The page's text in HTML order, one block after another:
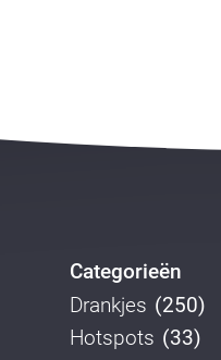
Categorieën
Drankjes (250)
Hotspots (33)